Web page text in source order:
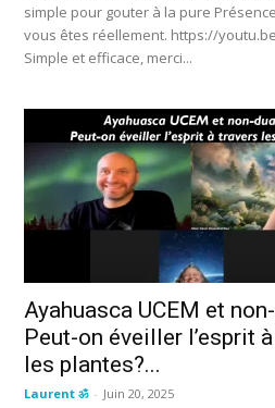
simple pour gouter à la pure
vous êtes réellement. https://
Simple et efficace, merci...
Ayahuasca UCEM et
Peut-on éveiller l’esprit
les plantes?...
Laurent ॐ - Juin 20, 2025